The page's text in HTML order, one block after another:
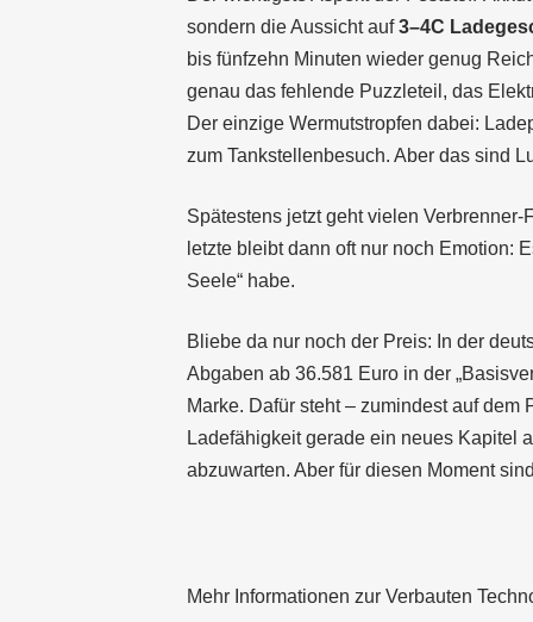
sondern die Aussicht auf3–4C
bis fünfzehn Minuten wieder genug
genau das fehlende Puzzleteil, das
Der einzige Wermutstropfen dabei:
zum Tankstellenbesuch. Aber das sind
Spätestens jetzt geht vielen
letzte bleibt dann oft nur noch Emotion:
Seele“ habe.
Bliebe da nur noch der Preis: In der
Abgaben ab 36.581 Euro in der
Marke. Dafür steht – zumindest auf
Ladefähigkeit gerade ein neues Kapitel
abzuwarten. Aber für diesen Moment
Mehr Informationen zur Verbauten